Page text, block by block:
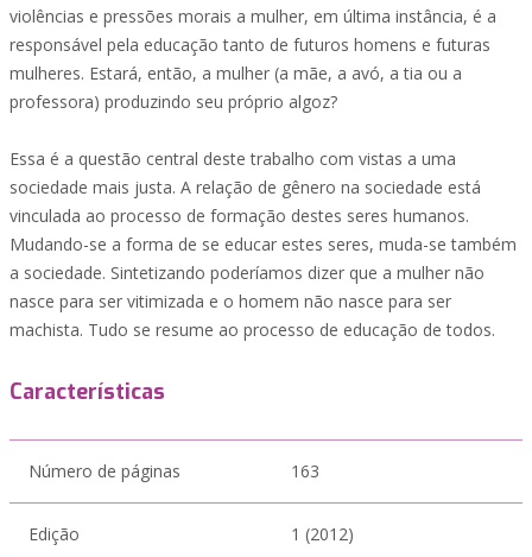
violências e pressões morais a mulher, em última instância, é a
responsável pela educação tanto de futuros homens e futuras
mulheres. Estará, então, a mulher (a mãe, a avó, a tia ou a
professora) produzindo seu próprio algoz?
Essa é a questão central deste trabalho com vistas a uma
sociedade mais justa. A relação de gênero na sociedade está
vinculada ao processo de formação destes seres humanos.
Mudando-se a forma de se educar estes seres, muda-se também
a sociedade. Sintetizando poderíamos dizer que a mulher não
nasce para ser vitimizada e o homem não nasce para ser
machista. Tudo se resume ao processo de educação de todos.
Características
Número de páginas 163
Edição 1 (2012)